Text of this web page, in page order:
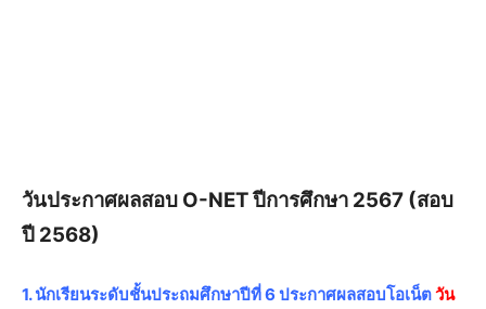
วันประกาศผลสอบ O-NET ปีการศึกษา 2567 (สอบ
ปี 2568)
1. นักเรียนระดับชั้นประถมศึกษาปีที่ 6 ประกาศผลสอบโอเน็ตวัน